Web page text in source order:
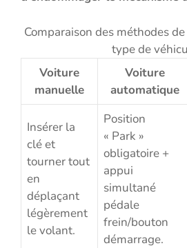
Comparaison des méthodes
type de
Voiture
manuelle
Voiture
automatique
Insérer la
clé et
tourner tout
en
déplaçant
légèrement
le volant.
Position
« Park »
obligatoire +
appui
simultané
pédale
frein/bouton
démarrage.